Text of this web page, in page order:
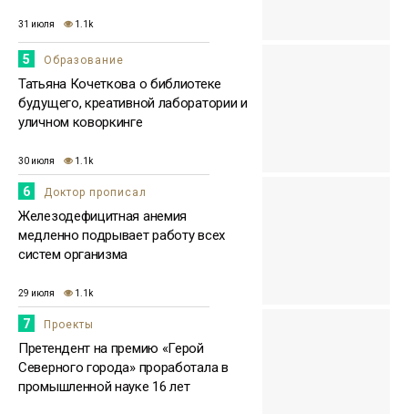
31 июля 1.1k
5 Образование
Татьяна Кочеткова о библиотеке
будущего, креативной лаборатории и
уличном коворкинге
30 июля 1.1k
6 Доктор прописал
Железодефицитная анемия
медленно подрывает работу всех
систем организма
29 июля 1.1k
7 Проекты
Претендент на премию «Герой
Северного города» проработала в
промышленной науке 16 лет